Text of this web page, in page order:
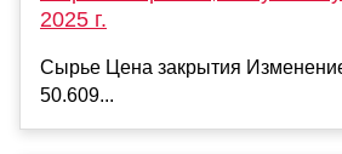
2025 г.
Сырье Цена закрытия
50.609...